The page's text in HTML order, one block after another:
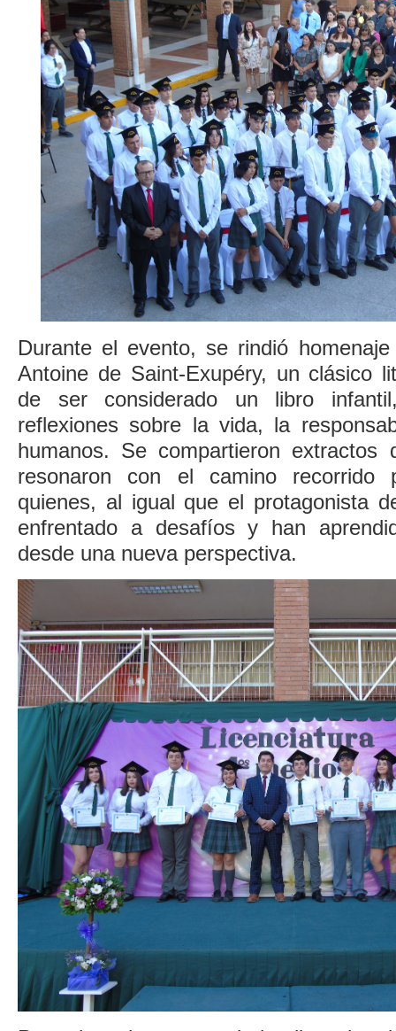
Durante el evento, se rindió
Antoine de Saint-Exupéry, un clásico
de ser considerado un libro
reflexiones sobre la vida, la
humanos. Se compartieron extractos
resonaron con el camino recorrido
quienes, al igual que el protagonista
enfrentado a desafíos y han
desde una nueva perspectiva.